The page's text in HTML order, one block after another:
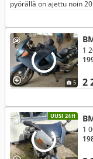
pyörällä on ajettu noin 20 000 km. Luotettava ja
5 2
1
UUSI 24H
1